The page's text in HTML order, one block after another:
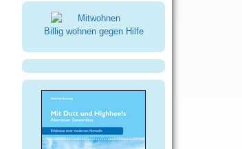
Billig wohnen gegen Hilfe